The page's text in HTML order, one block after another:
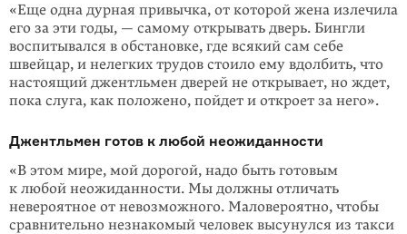
«Еще одна дурная привычка, от которой жена излечила
его за эти годы, — самому открывать дверь. Бингли
воспитывал­ся в обстановке, где всякий сам себе
швейцар, и нелегких трудов стоило ему вдолбить, что
настоящий джентль­мен дверей не открывает, но ждет,
пока слуга, как положено, пойдет и откроет за него».
Джентльмен готов к любой неожиданности
«В этом мире, мой дорогой, надо быть готовым
к любой неожи­данности. Мы должны отличать
невероятное от невозможно­го. Маловероятно, чтобы
сравнительно незнакомый человек высунулся из такси